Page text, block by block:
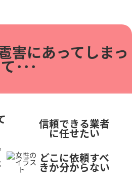
害にあってしまっ
て･･･
信頼できる業者
に任せたい
どこに依頼すべ
きか分からない